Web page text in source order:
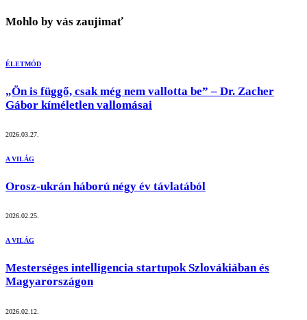
Mohlo by vás zaujimať
ÉLETMÓD
„Ön is függő, csak még nem vallotta be” – Dr. Zacher
Gábor kíméletlen vallomásai
2026.03.27.
A VILÁG
Orosz-ukrán háború négy év távlatából
2026.02.25.
A VILÁG
Mesterséges intelligencia startupok Szlovákiában és
Magyarországon
2026.02.12.